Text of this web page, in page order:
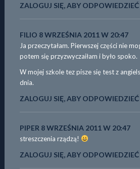
ZALOGUJ SIĘ, ABY ODPOWIEDZIEĆ
FILIO 8 WRZEŚNIA 2011 W 20:47
Ja przeczytałam. Pierwszej części nie
potem się przyzwyczaiłam i było spoko.
W mojej szkole tez pisze się test z
dnia.
ZALOGUJ SIĘ, ABY ODPOWIEDZIEĆ
PIPER 8 WRZEŚNIA 2011 W 20:47
streszczenia rządzą!
ZALOGUJ SIĘ, ABY ODPOWIEDZIEĆ